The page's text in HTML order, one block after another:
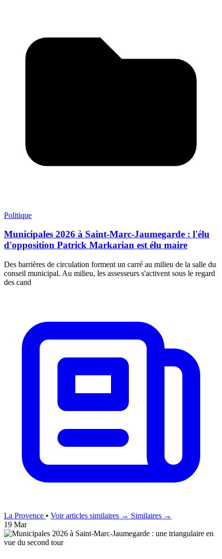
Politique
Municipales 2026 à Saint-Marc-Jaumegarde : l'élu
d'opposition Patrick Markarian est élu maire
Des barrières de circulation forment un carré au milieu de la salle du
conseil municipal. Au milieu, les assesseurs s'activent sous le regard
des cand
La Provence • Voir articles similaires → Similaires →
19 Mar